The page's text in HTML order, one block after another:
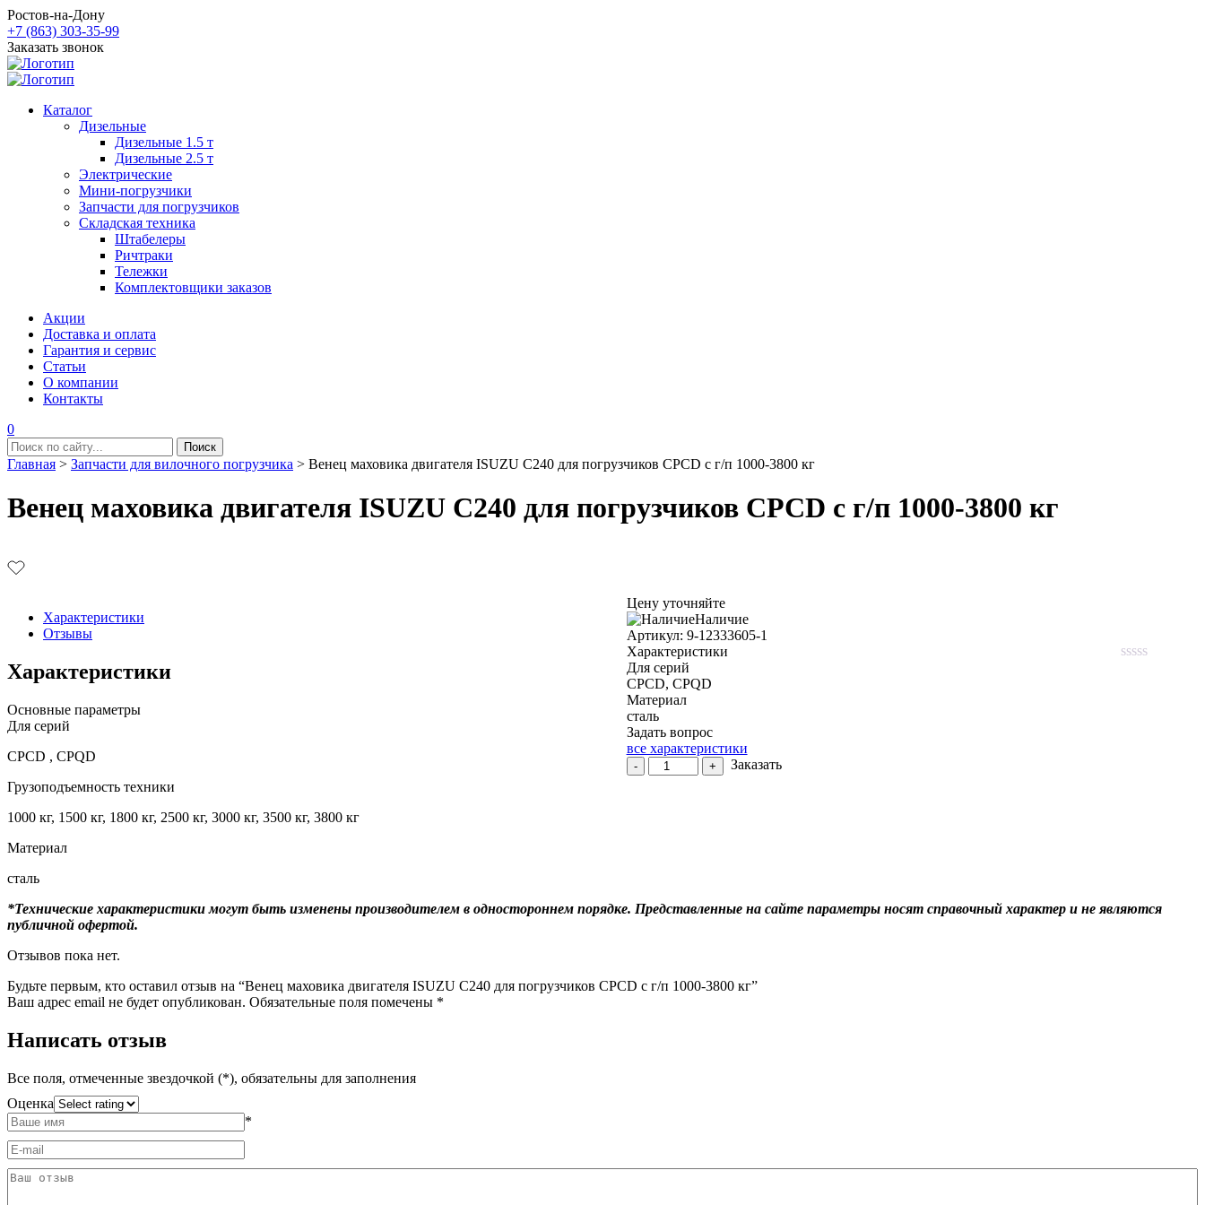
Ростов-на-Дону
+7 (863) 303-35-99
Заказать звонок
Каталог
Дизельные
Дизельные 1.5 т
Дизельные 2.5 т
Электрические
Мини-погрузчики
Запчасти для погрузчиков
Складская техника
Штабелеры
Ричтраки
Тележки
Комплектовщики заказов
Акции
Доставка и оплата
Гарантия и сервис
Статьи
О компании
Контакты
0
Главная > Запчасти для вилочного погрузчика > Венец маховика двигателя ISUZU C240 для погрузчиков CPCD с г/п 1000-3800 кг
Венец маховика двигателя ISUZU C240 для погрузчиков CPCD с г/п 1000-3800 кг
Цену уточняйте
Наличие
Aртикул: 9-12333605-1
Характеристики
Для серий
CPCD, CPQD
Материал
сталь
Задать вопрос
все характеристики
-
Количество
товара
CPCD
3800
+ Заказать
Характеристики
Отзывы
Характеристики
Основные параметры
Для серий
CPCD , CPQD
Грузоподъемность техники
1000 кг, 1500 кг, 1800 кг, 2500 кг, 3000 кг, 3500 кг, 3800 кг
Материал
сталь
*Технические характеристики могут быть изменены производителем в одностороннем порядке. Представленные на сайте параметры носят справочный характер и не являются
публичной офертой.
Отзывов пока нет.
Будьте первым, кто оставил отзыв на “Венец маховика двигателя ISUZU C240 для погрузчиков CPCD с г/п 1000-3800 кг”
Ваш адрес email не будет опубликован. Обязательные поля помечены *
Написать отзыв
Все поля, отмеченные звездочкой (*), обязательны для заполнения
Оценка
*